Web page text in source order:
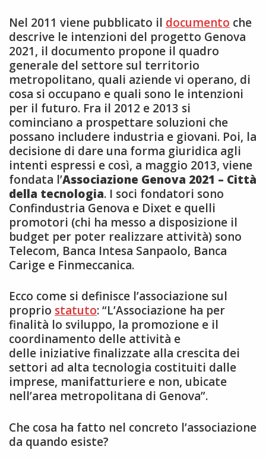
Nel 2011 viene pubblicato il documento che
descrive le intenzioni del progetto Genova
2021, il documento propone il quadro
generale del settore sul territorio
metropolitano, quali aziende vi operano, di
cosa si occupano e quali sono le intenzioni
per il futuro. Fra il 2012 e 2013 si
cominciano a prospettare soluzioni che
possano includere industria e giovani. Poi, la
decisione di dare una forma giuridica agli
intenti espressi e così, a maggio 2013, viene
fondata l’Associazione Genova 2021 – Città
della tecnologia. I soci fondatori sono
Confindustria Genova e Dixet e quelli
promotori (chi ha messo a disposizione il
budget per poter realizzare attività) sono
Telecom, Banca Intesa Sanpaolo, Banca
Carige e Finmeccanica.
Ecco come si definisce l’associazione sul
proprio statuto: “L’Associazione ha per
finalità lo sviluppo, la promozione e il
coordinamento delle attività e
delle iniziative finalizzate alla crescita dei
settori ad alta tecnologia costituiti dalle
imprese, manifatturiere e non, ubicate
nell’area metropolitana di Genova”.
Che cosa ha fatto nel concreto l’associazione
da quando esiste?